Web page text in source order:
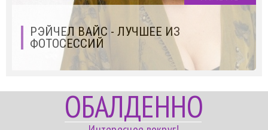
РЭЙЧЕЛ ВАЙС - ЛУЧШЕЕ ИЗ
ФОТОСЕССИЙ
ОБАЛДЕННО